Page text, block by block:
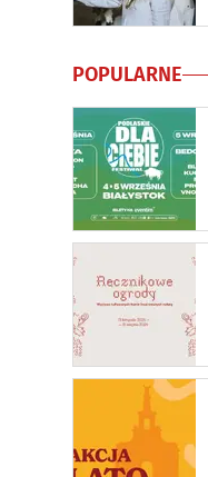
POPULARNE